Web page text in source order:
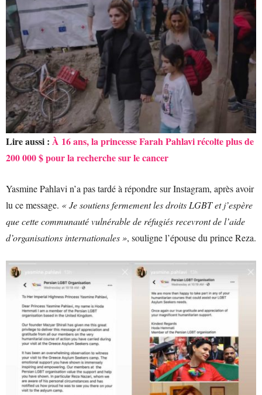
Lire aussi : À 16 ans, la princesse Farah Pahlavi récolte plus de
200 000 $ pour la recherche sur le cancer
Yasmine Pahlavi n’a pas tardé à répondre sur Instagram, après avoir
lu ce message. « Je soutiens fermement les droits LGBT et j’espère
que cette communauté vulnérable de réfugiés recevront de l’aide
d’organisations internationales », souligne l’épouse du prince Reza.